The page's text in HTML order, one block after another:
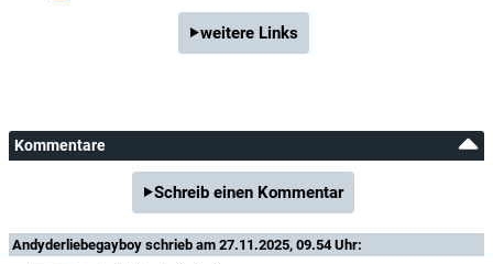
weitere Links
Kommentare
Schreib einen Kommentar
Andyderliebegayboy schrieb am 27.11.2025, 09.54 Uhr: